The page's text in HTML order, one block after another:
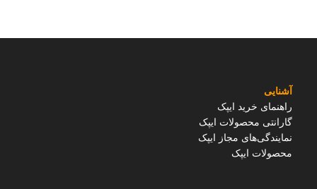
آشنایی
راهنمای خرید ایپک
گارانتی محصولات ایپک
نمایندگی‌های مجاز ایپک
محصولات ایپک